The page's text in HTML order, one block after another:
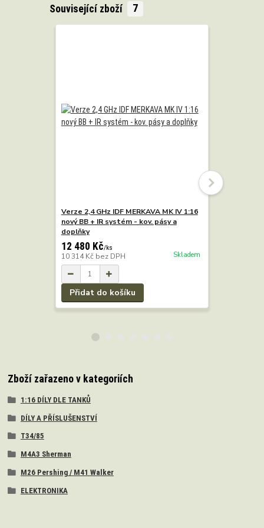
Související zboží 7
Verze 2,4 GHz IDF MERKAVA MK IV 1:16
nový BB + IR systém - kov. pásy a
doplňky
12 480 Kč/ks
10 314 Kč bez DPH Skladem
Přidat do košíku
Zboží zařazeno v kategoriích
1:16 DÍLY DLE TANKŮ
DÍLY A PŘÍSLUŠENSTVÍ
T34/85
M4A3 Sherman
M26 Pershing / M41 Walker
ELEKTRONIKA